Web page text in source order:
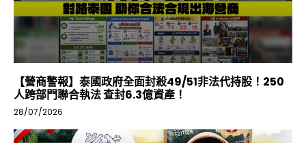
【營商警報】泰國政府全面封殺49/51非法代持股！250
人跨部門聯合執法 查封6.3億資產！
28/07/2026